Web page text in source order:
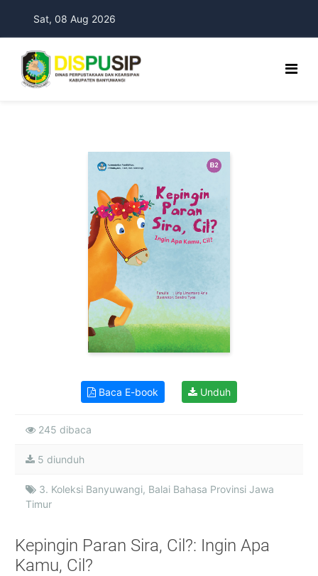
Sat, 08 Aug 2026
Baca E-book Unduh
245 dibaca
5 diunduh
3. Koleksi Banyuwangi, Balai Bahasa Provinsi Jawa
Timur
Kepingin Paran Sira, Cil?: Ingin Apa
Kamu, Cil?